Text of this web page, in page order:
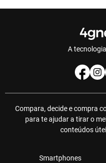
A
Compara, decide e compra
para te ajudar a tirar o
conteúdos
Smartphones